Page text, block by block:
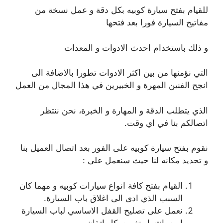
للقيام بفتح سيارة كوبيه بكل دقة و عمل نسخة من
مفاتيح السيارة فورا بعد فتحها
و ذلك باستخدام احدث الادوات و المعدات
التي نؤمنها من بين اكثر الادوات تطورا بالاضافة الى
انجح الفنين المهرة و الخبيرين في هذا المجال من العمل
الذي يتطلب الدقة و المهارة و الخبرة، نحن ننتظر
اتصالكم بنا في اي وقت.
نقوم بفتح سيارة كوبيه على الفور بعد اتصال العميل بنا
و تحديد مكانه لنا حيث سنعمل على :
القيام بفتح كافة انواع سيارات كوبيه و مهما كان
السبب الذي ادى الى اغلاق باب السيارة.
نعمل على تصليح القفل الاساسي لباب السيارة